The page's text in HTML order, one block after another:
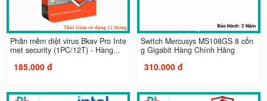
Phần mềm diệt virus Bkav Pro Inte
rnet security (1PC/12T) - Hàng...
185.000 đ
Switch Mercusys MS108GS 8 cổn
g Gigabit Hàng Chính Hãng
310.000 đ